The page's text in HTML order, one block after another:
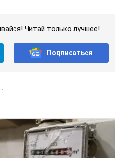
Читай только лучшее!
Подписаться